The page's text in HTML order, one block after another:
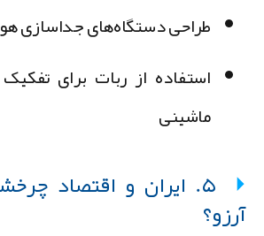
طراحی دستگاه‌های جداسازی
استفاده از ربات برای تفکیک
ماشینی
۵. ایران و اقتصاد